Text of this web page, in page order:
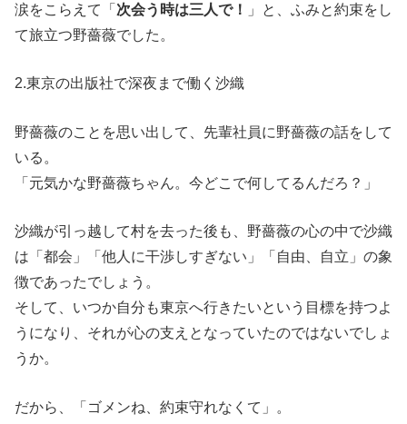
涙をこらえて「 次会う時は三人で！
」と、ふみと約束をし
て旅立つ野薔薇でした。
2.東京の出版社で深夜まで働く沙織
野薔薇のことを思い出して、先輩社員に野薔薇の話をして
いる。
「元気かな野薔薇ちゃん。今どこで何してるんだろ？」
沙織が引っ越して村を去った後も、野薔薇の心の中で沙織
は「都会」「他人に干渉しすぎない」「自由、自立」の象
徴であったでしょう。
そして、いつか自分も東京へ行きたいという目標を持つよ
うになり、それが心の支えとなっていたのではないでしょ
うか。
だから、「ゴメンね、約束守れなくて」。